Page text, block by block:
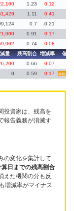
1.23
0.12
1.11
0.41
0.7
-0.21
0.91
0.17
0.74
0.08
量 残高割合 増減率
備考
0.66
0.07
0 0.59 0.17 義務再発
投資家は、残高を
報告義務が消滅す
の変化を集計して
日までの残高割合
えた機関の分も反
増減率がマイナス